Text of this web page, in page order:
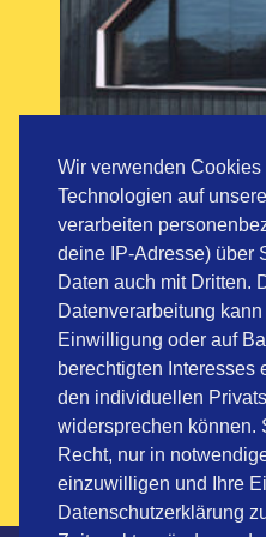
Luft-
Wir verwenden
Technologien auf
verarbeiten
deine IP-Adresse) über
Daten auch mit Dritten.
Datenverarbeitung kann
Einwilligung oder auf
berechtigten Interesses
den individuellen
widersprechen können.
Recht, nur in
einzuwilligen und Ihre
Datenschutzerklärung